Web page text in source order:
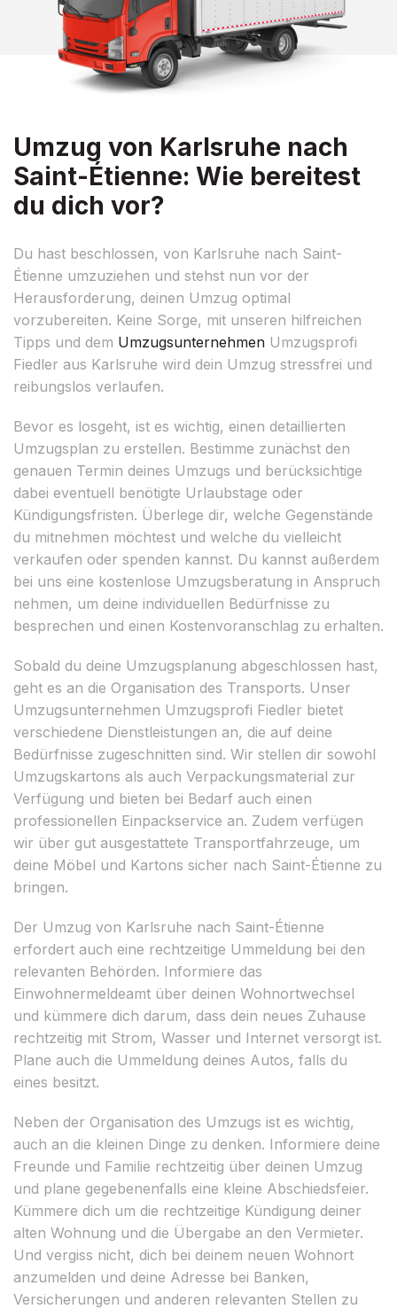
Umzug von Karlsruhe nach
Saint-Étienne: Wie bereitest
du dich vor?
Du hast beschlossen, von Karlsruhe nach Saint-
Étienne umzuziehen und stehst nun vor der
Herausforderung, deinen Umzug optimal
vorzubereiten. Keine Sorge, mit unseren hilfreichen
Tipps und dem Umzugsunternehmen Umzugsprofi
Fiedler aus Karlsruhe wird dein Umzug stressfrei und
reibungslos verlaufen.
Bevor es losgeht, ist es wichtig, einen detaillierten
Umzugsplan zu erstellen. Bestimme zunächst den
genauen Termin deines Umzugs und berücksichtige
dabei eventuell benötigte Urlaubstage oder
Kündigungsfristen. Überlege dir, welche Gegenstände
du mitnehmen möchtest und welche du vielleicht
verkaufen oder spenden kannst. Du kannst außerdem
bei uns eine kostenlose Umzugsberatung in Anspruch
nehmen, um deine individuellen Bedürfnisse zu
besprechen und einen Kostenvoranschlag zu erhalten.
Sobald du deine Umzugsplanung abgeschlossen hast,
geht es an die Organisation des Transports. Unser
Umzugsunternehmen Umzugsprofi Fiedler bietet
verschiedene Dienstleistungen an, die auf deine
Bedürfnisse zugeschnitten sind. Wir stellen dir sowohl
Umzugskartons als auch Verpackungsmaterial zur
Verfügung und bieten bei Bedarf auch einen
professionellen Einpackservice an. Zudem verfügen
wir über gut ausgestattete Transportfahrzeuge, um
deine Möbel und Kartons sicher nach Saint-Étienne zu
bringen.
Der Umzug von Karlsruhe nach Saint-Étienne
erfordert auch eine rechtzeitige Ummeldung bei den
relevanten Behörden. Informiere das
Einwohnermeldeamt über deinen Wohnortwechsel
und kümmere dich darum, dass dein neues Zuhause
rechtzeitig mit Strom, Wasser und Internet versorgt ist.
Plane auch die Ummeldung deines Autos, falls du
eines besitzt.
Neben der Organisation des Umzugs ist es wichtig,
auch an die kleinen Dinge zu denken. Informiere deine
Freunde und Familie rechtzeitig über deinen Umzug
und plane gegebenenfalls eine kleine Abschiedsfeier.
Kümmere dich um die rechtzeitige Kündigung deiner
alten Wohnung und die Übergabe an den Vermieter.
Und vergiss nicht, dich bei deinem neuen Wohnort
anzumelden und deine Adresse bei Banken,
Versicherungen und anderen relevanten Stellen zu